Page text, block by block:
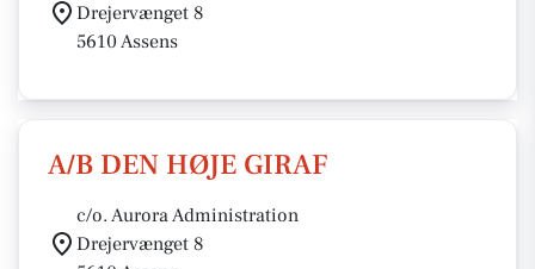
Drejervænget 8
5610 Assens
A/B DEN HØJE GIRAF
c/o. Aurora Administration
Drejervænget 8